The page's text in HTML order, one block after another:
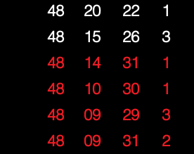
48
48
48
48
48
48
20
15
14
10
09
09
22
26
31
30
29
31
1
3
1
1
3
2